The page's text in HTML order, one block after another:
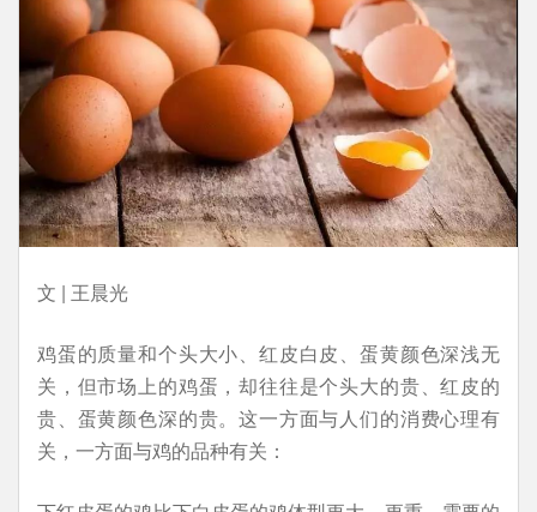
文 | 王晨光
鸡蛋的质量和个头大小、红皮白皮、蛋黄颜色深浅无
关，但市场上的鸡蛋，却往往是个头大的贵、红皮的
贵、蛋黄颜色深的贵。这一方面与人们的消费心理有
关，一方面与鸡的品种有关：